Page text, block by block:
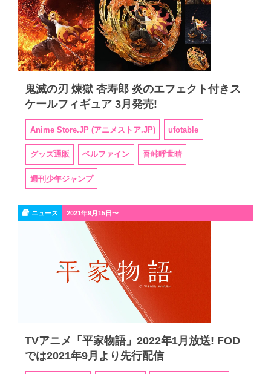
鬼滅の刃 煉獄 杏寿郎 炎のエフェクト付きス
ケールフィギュア 3月発売!
Anime Store.JP (アニメストア.JP) ufotable
グッズ通販 ベルファイン 吾峠呼世晴
週刊少年ジャンプ
ニュース 2021年9月15日〜
TVアニメ「平家物語」2022年1月放送! FOD
では2021年9月より先行配信